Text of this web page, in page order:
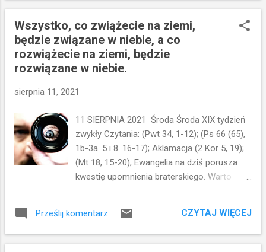
to rozwo...
której powinno się dążyć... Ta symboliczna
liczba przewija się w Biblii...i dziś w naszym
życiu często się z nią spotykamy. Siedem dni
tygodnia...siedem kontynentów...siedem
głównych...siedmioramienny świecznik -
menora...itp. Nie chcę za długo pisać o
symbolice...chodzi o pokazanie, że pytanie
Piotra: czy siedem razy mam przebaczać?
jest troszkę metaforyczne...dla niego
siódemka jest liczbą idealną...szczytem
możliwości w przebaczaniu.... Jezus jednak
trzeba zawsze... Można sobie pomyśleć lub
Wszystko, co zwiążecie na ziemi,
będzie związane w niebie, a co
rozwiążecie na ziemi, będzie
rozwiązane w niebie.
sierpnia 11, 2021
11 SIERPNIA 2021 Środa Środa XIX tydzień
zwykły Czytania: (Pwt 34, 1-12); (Ps 66 (65),
1b-3a. 5 i 8. 16-17); Aklamacja (2 Kor 5, 19);
(Mt 18, 15-20); Ewangelia na dziś porusza
kwestię upomnienia braterskiego. Warto
Testamencie. Jego celem jest „pozyskiwanie
brata”, przywrócenie jedności, którą rozerwał
Prześlij komentarz CZYTAJ WIĘCEJ